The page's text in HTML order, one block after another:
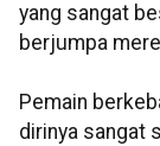
yang sangat
berjumpa
Pemain
dirinya sangat